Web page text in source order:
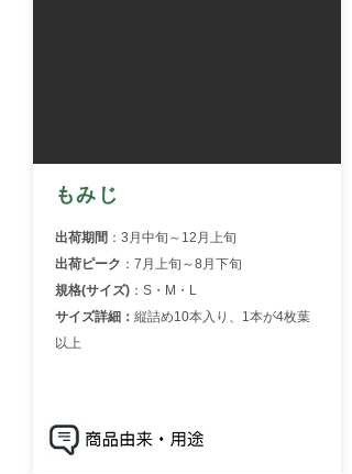
もみじ
出荷期間 ：3月中旬～12月上旬
出荷ピーク ：7月上旬～8月下旬
規格(サイズ) ：S・M・L
サイズ詳細： 縦詰め10本入り、1本が4枚葉
以上